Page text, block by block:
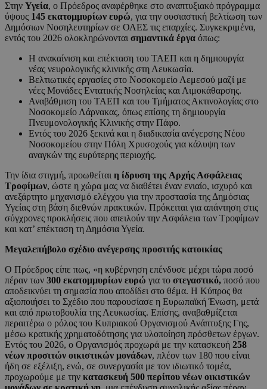
Στην Υγεία, ο Πρόεδρος αναφέρθηκε στο αναπτυξιακὀ πρόγραμμα
ύψους 145 εκατομμυρίων ευρώ, για την ουσιαστική βελτίωση των
Δημόσιων Νοσηλευτηρίων σε ΟΛΕΣ τις επαρχίες. Συγκεκριμένα,
εντός του 2026 ολοκληρώνονται σημαντικά έργα όπως:
H ανακαίνιση και επέκταση του ΤΑΕΠ και η δημιουργία
νέας νευρολογικής κλινικής στη Λευκωσία.
Βελτιωτικές εργασίες στο Νοσοκομείο Λεμεσού μαζί με
νέες Μονάδες Εντατικής Νοσηλείας και Αιμοκάθαρσης.
Αναβάθμιση του ΤΑΕΠ και του Τμήματος Ακτινολογίας στο
Νοσοκομείο Λάρνακας, όπως επίσης τη δημιουργία
Πνευμονολογικής Κλινικής στην Πάφο.
Εντός του 2026 ξεκινά και η διαδικασία ανέγερσης Νέου
Νοσοκομείου στην Πόλη Χρυσοχούς για κάλυψη των
αναγκών της ευρύτερης περιοχής.
Την ίδια στιγμή, προωθείται η ίδρυση της Αρχής Ασφάλειας
Τροφίμων, ώστε η χώρα μας να διαθέτει έναν ενιαίο, ισχυρό και
ανεξάρτητο μηχανισμό ελέγχου για την προστασία της Δημόσιας
Υγείας στη βάση διεθνών πρακτικών. Πρόκειται για απάντηση στις
σύγχρονες προκλήσεις που απειλούν την Ασφάλεια των Τροφίμων
και κατ’ επέκταση τη Δημόσια Υγεία.
Μεγαλεπήβολο σχέδιο ανέγερσης προσιτής κατοικίας
Ο Πρόεδρος είπε πως, «η κυβέρνηση επένδυσε μέχρι τώρα ποσό
πέραν των 300 εκατομμυρίων ευρώ για το στεγαστικό, ποσό που
αποδεικνύει τη σημασία που αποδίδει στο θέμα. Η Κύπρος θα
αξιοποιήσει το Σχέδιο που παρουσίασε η Ευρωπαϊκή Ένωση, μετά
και από πρωτοβουλία της Λευκωσίας. Επίσης, αναβαθμίζεται
περαιτέρω ο ρόλος του Κυπριακού Οργανισμού Ανάπτυξης Γης,
μέσω κρατικής χρηματοδότησης για υλοποίηση πρόσθετων έργων.
Εντός του 2026, ο Οργανισμός προχωρά με την κατασκευή 258
νέων προσιτών οικιστικών μονάδων, πλέον των 180 που είναι
ήδη σε εξέλιξη, ενώ, σε συνεργασία με τον ιδιωτικό τομέα,
προχωρούμε με την κατασκευή 500 περίπου νέων οικιστικών